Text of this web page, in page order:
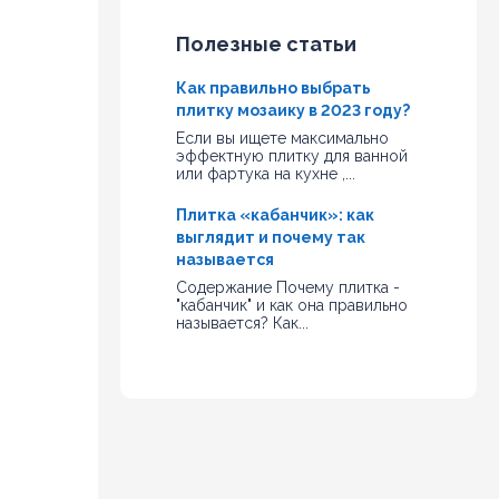
Полезные статьи
Как правильно выбрать
плитку мозаику в 2023 году?
Если вы ищете максимально
эффектную плитку для ванной
или фартука на кухне ,...
Плитка «кабанчик»: как
выглядит и почему так
называется
Содержание Почему плитка -
"кабанчик" и как она правильно
называется? Как...